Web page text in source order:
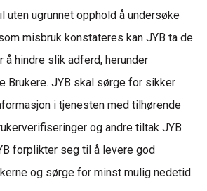
uten ugrunnet opphold å undersøke
misbruk konstateres kan JYB ta de
hindre slik adferd, herunder
Brukere. JYB skal sørge for sikker
i tjenesten med tilhørende
og andre tiltak JYB
forplikter seg til å levere god
og sørge for minst mulig nedetid.